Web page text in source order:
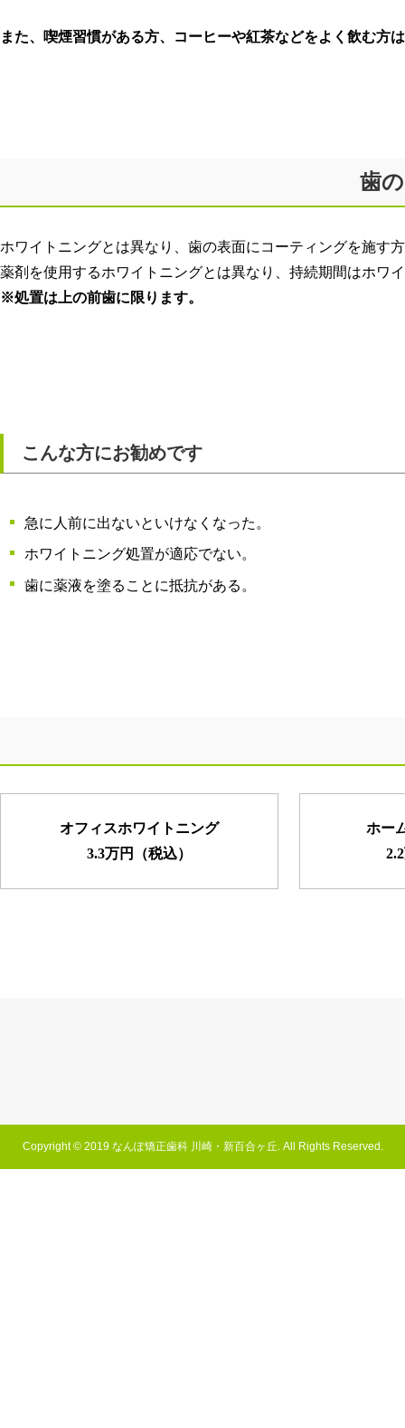
また、喫煙習慣がある方、コーヒーや紅茶などをよく飲む方
歯
ホワイトニングとは異なり、歯の表面にコーティングを施す
薬剤を使用するホワイトニングとは異なり、持続期間はホワ
※処置は上の前歯に限ります。
こんな方にお勧めです
急に人前に出ないといけなくなった。
ホワイトニング処置が適応でない。
歯に薬液を塗ることに抵抗がある。
オフィスホワイトニング
3.3万円（税込）
ホー
Copyright © 2019 なんぽ矯正歯科 川崎・新百合ヶ丘. All Rights Reserved.